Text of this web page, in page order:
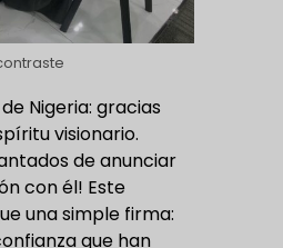
Nigeria: gracias
visionario.
de anunciar
con él! Este
una simple firma:
que han